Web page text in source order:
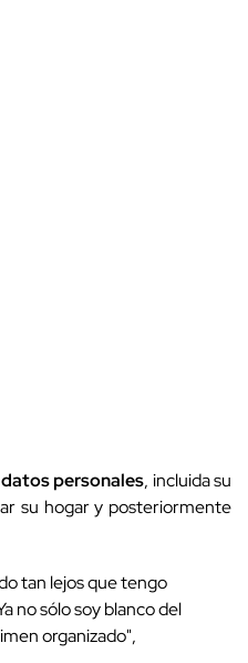
personales, incluida su
su hogar y posteriormente
tan lejos que tengo
no sólo soy blanco del
organizado",